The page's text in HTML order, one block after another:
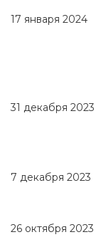
17 января 2024
31 декабря 2023
7 декабря 2023
26 октября 2023